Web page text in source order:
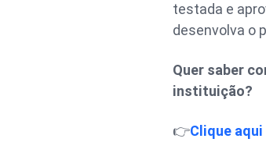
testada e
desenvolva o
Quer saber
instituição?
👉Clique aqui